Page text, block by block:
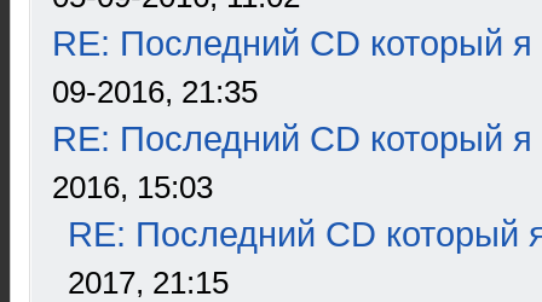
RE: Последний CD который я
09-2016, 21:35
RE: Последний CD который я
2016, 15:03
RE: Последний CD который
2017, 21:15